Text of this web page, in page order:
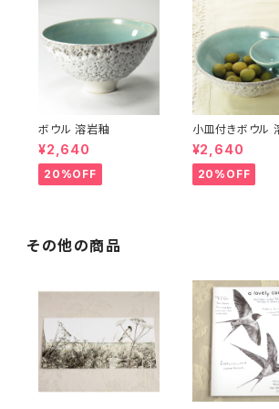
ボウル 溶岩釉
¥2,640
20%OFF
小皿付きボウル
¥2,640
20%OFF
その他の商品